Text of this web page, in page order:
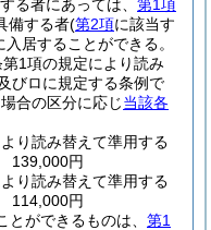
る者にあっては、 第1項
備する者(第2項に該当す
居することができる。
1項の規定により読み
びロに規定する条例で
合の区分に応じ当該各
り読み替えて準用する
139,000円
り読み替えて準用する
114,000円
ができるものは、 第1